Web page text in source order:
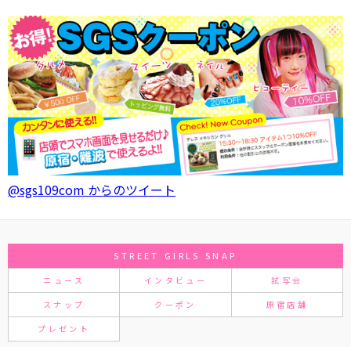
@sgs109com からのツイート
STREET GIRLS SNAP
ニュース インタビュー 試写会
スナップ クーポン 原宿店舗
プレゼント